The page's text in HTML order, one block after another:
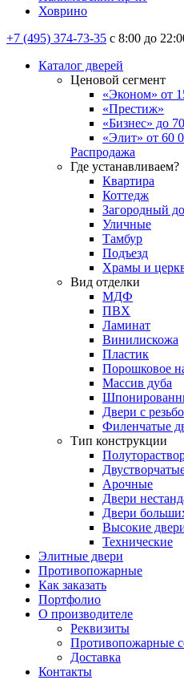
Ховрино
+7 (495) 374-73-35 с 8:00 до
Каталог дверей
Ценовой сегмент
«Эконом» от
«Престиж»
«Бизнес» до
«Элит» от 60
Распродажа
Где устанавливаем?
Квартира
Коттедж
Загородный
Уличные
Тамбур
Подъезд
Храмы и
Вид отделки
МДФ
ПВХ
Ламинат
Винилискожа
Пластик
Порошковое
Массив дуба
Двери с
Филенчатые
Тип конструкции
Арочные
Двери
Двери
Высокие
Технические
Элитные двери
Противопожарные
Как заказать
Портфолио
О производителе
Реквизиты
Противопожарные
Доставка
Контакты